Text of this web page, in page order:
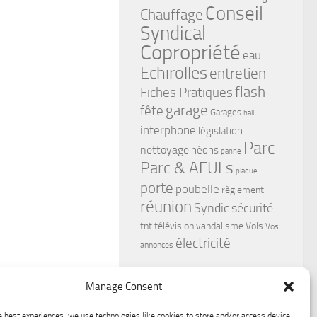
Manage Consent
Chauffage Conseil
Syndical
Copropriété eau
Echirolles entretien
Fiches Pratiquesflash
fête garage Garages hall
interphone législation
nettoyage néons panne Parc
Parc & AFULs plaque
porte poubelle règlement
réunion Syndic sécurité
tnttélévisionvandalismeVols Vos
annonces électricité